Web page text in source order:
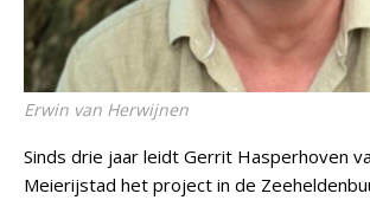
Erwin van Herwijnen
Sinds drie jaar leidt Gerrit Hasperhoven
Meierijstad het project in de